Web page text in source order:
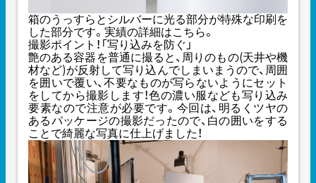
箱のうっすらとシルバーに光る部分が特殊な印刷を
した部分です。実績の詳細はこちら。
撮影ポイント！「写り込みを防ぐ」
艶のある容器を普通に撮ると、周りのもの(天井や機
材など)が反射して写り込んでしまいまうので、周囲
を囲いで覆い、不要なものが写らないようにセット
をしてから撮影します！色の濃い服なども写り込み
要素なので注意が必要です。今回は、明るくツヤの
あるパッケージの撮影だったので、白の囲いをする
ことで綺麗な写真に仕上げました！